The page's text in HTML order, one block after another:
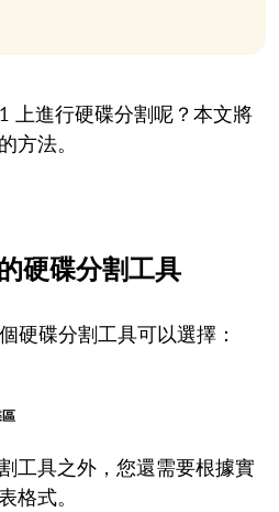
上進行硬碟分割呢？本文將
方法。
硬碟分割工具
硬碟分割工具可以選擇：
工具之外，您還需要根據實
格式。